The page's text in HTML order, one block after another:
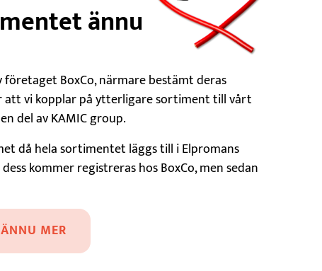
ännu
BoxCo, närmare bestämt deras
att vi kopplar på ytterligare sortiment till vårt
del av KAMIC group.
då hela sortimentet läggs till i Elpromans
kommer registreras hos BoxCo, men sedan
MER